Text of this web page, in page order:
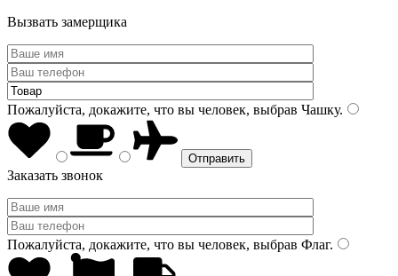
Вызвать замерщика
Пожалуйста, докажите, что вы человек, выбрав Чашку.
Заказать звонок
Пожалуйста, докажите, что вы человек, выбрав Флаг.